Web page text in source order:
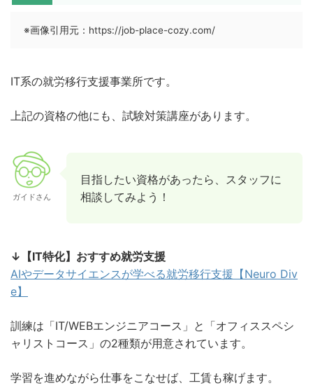
※画像引用元：https://job-place-cozy.com/
IT系の就労移行支援事業所です。
上記の資格の他にも、試験対策講座があります。
ガイドさん
目指したい資格があったら、スタッフに
相談してみよう！
↓【IT特化】おすすめ就労支援
AIやデータサイエンスが学べる就労移行支援【Neuro Div
e】
訓練は「IT/WEBエンジニアコース」と「オフィススペシ
ャリストコース」の2種類が用意されています。
学習を進めながら仕事をこなせば、工賃も稼げます。